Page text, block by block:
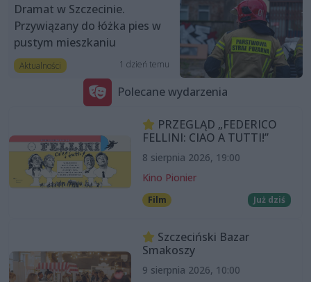
Dramat w Szczecinie.
Przywiązany do łóżka pies w
pustym mieszkaniu
Aktualności 1 dzień temu
Polecane wydarzenia
PRZEGLĄD „FEDERICO
FELLINI: CIAO A TUTTI!”
8 sierpnia 2026, 19:00
Kino Pionier
Film Już dziś
Szczeciński Bazar
Smakoszy
9 sierpnia 2026, 10:00